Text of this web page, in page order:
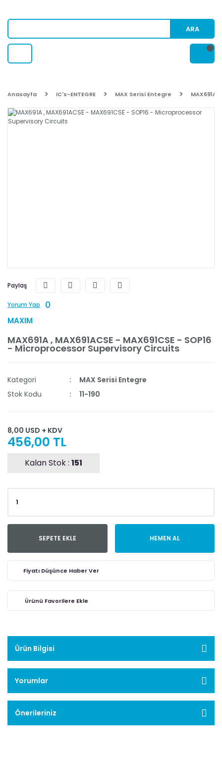
ARA
Anasayfa IC's-ENTEGRE MAX Serisi Entegre MAX691A
Paylaş
Yorum Yap 0
MAXIM
MAX691A , MAX691ACSE - MAX691CSE - SOP16
- Microprocessor Supervisory Circuits
Kategori
MAX Serisi Entegre
Stok Kodu
11-190
8,00 USD + KDV
456,00 TL
Kalan Stok : 151
SEPETE EKLE HEMEN AL
Fiyatı Düşünce Haber Ver
Ürün Bilgisi
Yorumlar
Önerileriniz